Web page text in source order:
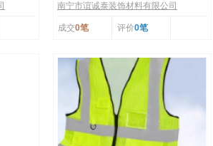
南宁市谊诚泰装饰材料有限公司
成交0笔 评价0笔